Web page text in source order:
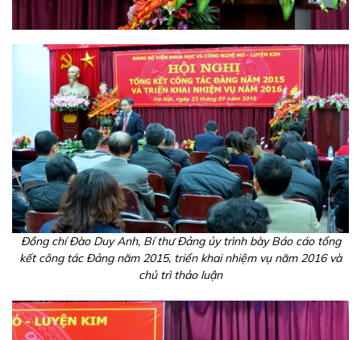
Đồng chí Đào Duy Anh, Bí thư Đảng ủy trình bày Báo cáo tổng
kết công tác Đảng năm 2015, triển khai nhiệm vụ năm 2016 và
chủ trì thảo luận